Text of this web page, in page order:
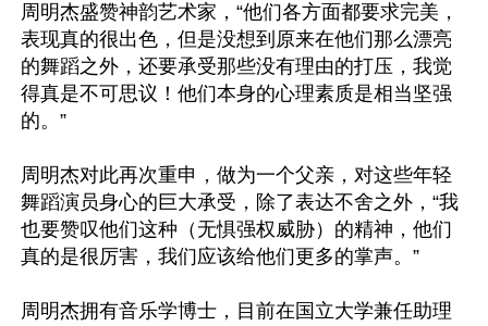
周明杰盛赞神韵艺术家，“他们各方面都要求完美，
表现真的很出色，但是没想到原来在他们那么漂亮
的舞蹈之外，还要承受那些没有理由的打压，我觉
得真是不可思议！他们本身的心理素质是相当坚强
的。”
周明杰对此再次重申，做为一个父亲，对这些年轻
舞蹈演员身心的巨大承受，除了表达不舍之外，“我
也要赞叹他们这种（无惧强权威胁）的精神，他们
真的是很厉害，我们应该给他们更多的掌声。”
周明杰拥有音乐学博士，目前在国立大学兼任助理